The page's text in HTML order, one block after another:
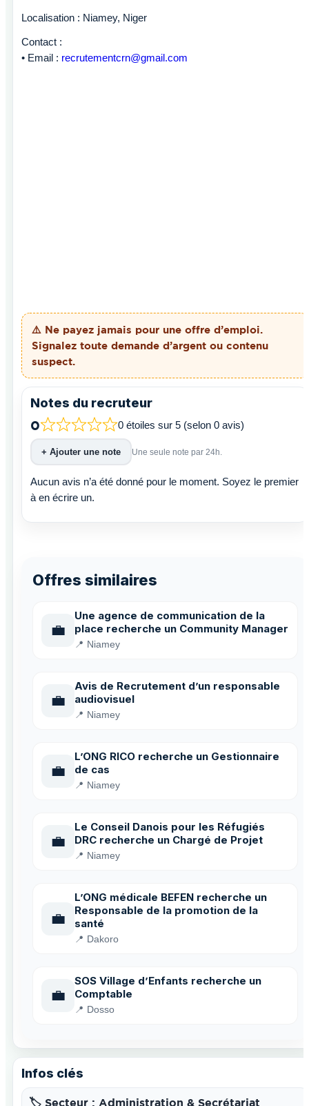
Localisation : Niamey, Niger
Contact :
• Email : recrutementcrn@gmail.com
⚠️ Ne payez jamais pour une offre d’emploi.
Signalez toute demande d’argent ou contenu
suspect.
Notes du recruteur
0 0 étoiles sur 5 (selon 0 avis)
+ Ajouter une note Une seule note par 24h.
Aucun avis n’a été donné pour le moment. Soyez le premier
à en écrire un.
Offres similaires
💼
Une agence de communication de la
place recherche un Community Manager
📍 Niamey
💼
Avis de Recrutement d’un responsable
audiovisuel
📍 Niamey
💼
L’ONG RICO recherche un Gestionnaire
de cas
📍 Niamey
💼
Le Conseil Danois pour les Réfugiés
DRC recherche un Chargé de Projet
📍 Niamey
💼
L’ONG médicale BEFEN recherche un
Responsable de la promotion de la
santé
📍 Dakoro
💼
SOS Village d’Enfants recherche un
Comptable
📍 Dosso
Infos clés
🏷️ Secteur : Administration & Secrétariat